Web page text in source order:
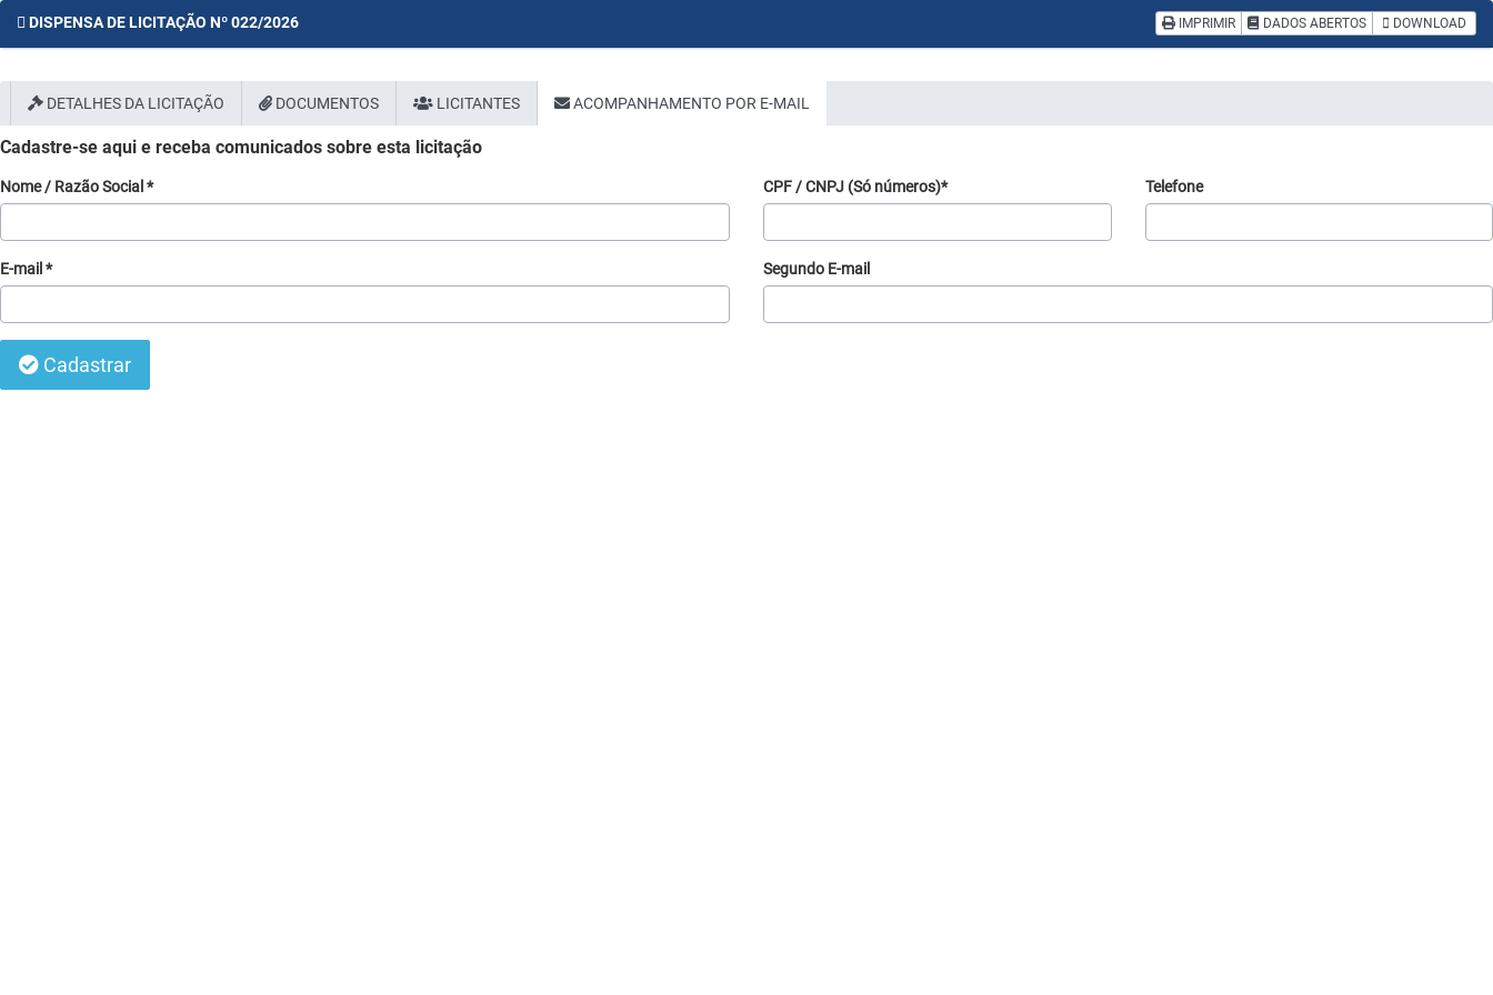
DISPENSA DE LICITAÇÃO Nº 022/2026 IMPRIMIR DADOS ABERTOS DOWNLOAD
DETALHES DA LICITAÇÃO DOCUMENTOS LICITANTES ACOMPANHAMENTO POR E-MAIL
Cadastre-se aqui e receba comunicados sobre esta licitação
Nome / Razão Social * CPF / CNPJ (Só números)* Telefone
E-mail * Segundo E-mail
Cadastrar